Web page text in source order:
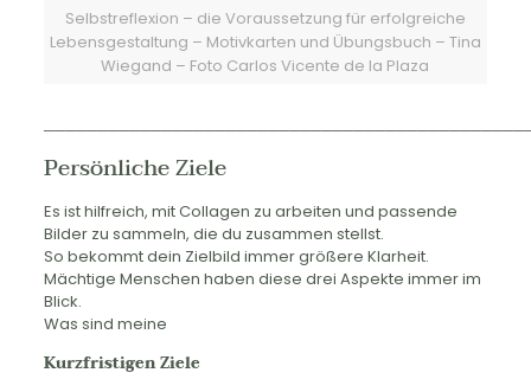
Selbstreflexion – die Voraussetzung für erfolgreiche
Lebensgestaltung – Motivkarten und Übungsbuch – Tina
Wiegand – Foto Carlos Vicente de la Plaza
Persönliche Ziele
Es ist hilfreich, mit Collagen zu arbeiten und passende
Bilder zu sammeln, die du zusammen stellst.
So bekommt dein Zielbild immer größere Klarheit.
Mächtige Menschen haben diese drei Aspekte immer im
Blick.
Was sind meine
Kurzfristigen Ziele